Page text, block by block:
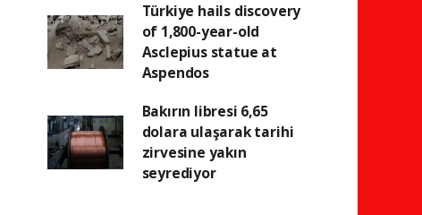
Türkiye hails discovery
of 1,800-year-old
Asclepius statue at
Aspendos
Bakırın libresi 6,65
dolara ulaşarak tarihi
zirvesine yakın
seyrediyor